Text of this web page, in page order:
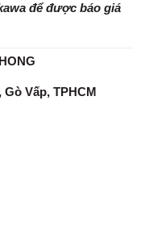
để được báo giá
Vấp, TPHCM